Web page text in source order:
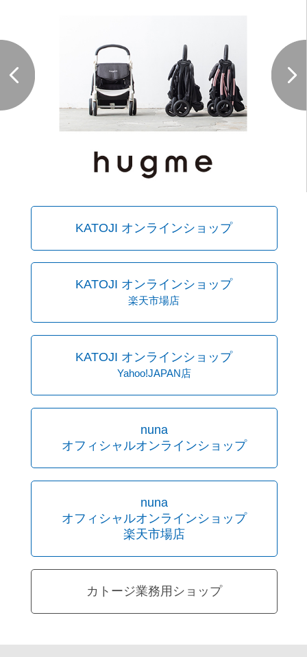
KATOJI オンラインショップ
KATOJI オンラインショップ
楽天市場店
KATOJI オンラインショップ
Yahoo!JAPAN店
nuna
オフィシャルオンラインショップ
nuna
オフィシャルオンラインショップ
楽天市場店
カトージ業務用ショップ